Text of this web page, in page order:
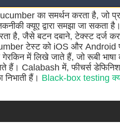
का समर्थन करता है, जो
क्यूए द्वारा समझा जा
है, जैसे बटन दबाने, टेक्स्ट दर्ज
टेस्ट को iOS और Android
में लिखे जाते हैं, जो रूबी भाषा
हैं। Calabash में, फीचर्स
हैं। Black-box testing